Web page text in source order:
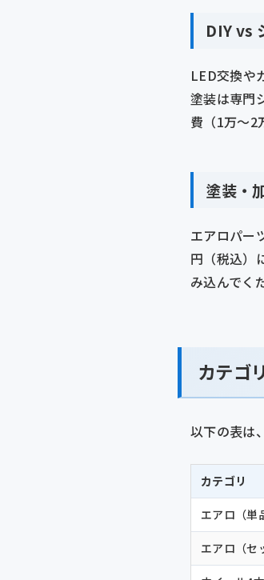
DIY vs
LED交換や
塗装は専門
費（1万〜2
塗装・
エアロパー
円（税込）
み込んでく
カテゴ
以下の表は
カテゴリ
エアロ（単
エアロ（セ